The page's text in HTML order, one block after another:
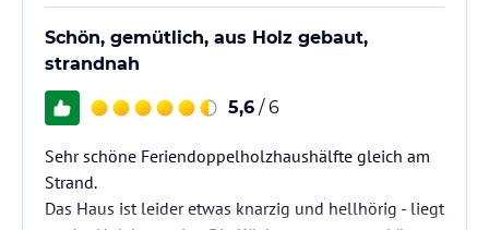
Schön, gemütlich, aus Holz gebaut,
strandnah
5,6 / 6
Sehr schöne Feriendoppelholzhaushälfte gleich am
Strand.
Das Haus ist leider etwas knarzig und hellhörig - liegt